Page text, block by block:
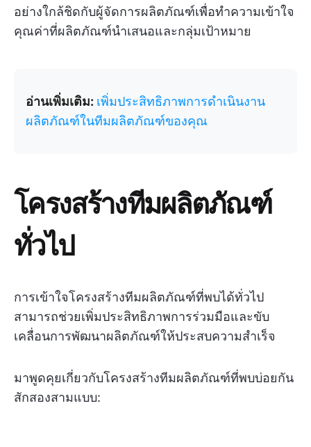
อย่างใกล้ชิดกับผู้จัดการผลิตภัณฑ์เพื่อทำความเข้าใจ
คุณค่าที่ผลิตภัณฑ์นำเสนอและกลุ่มเป้าหมาย
อ่านเพิ่มเติม: เพิ่มประสิทธิภาพการดำเนินงาน
ผลิตภัณฑ์ในทีมผลิตภัณฑ์ของคุณ
โครงสร้างทีมผลิตภัณฑ์
ทั่วไป
การเข้าใจโครงสร้างทีมผลิตภัณฑ์ที่พบได้ทั่วไป
สามารถช่วยเพิ่มประสิทธิภาพการร่วมมือและขับ
เคลื่อนการพัฒนาผลิตภัณฑ์ให้ประสบความสำเร็จ
มาพูดคุยเกี่ยวกับโครงสร้างทีมผลิตภัณฑ์ที่พบบ่อยกัน
สักสองสามแบบ: